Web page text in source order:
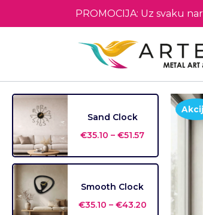
PROMOCIJA: Uz svaku
Sand Clock
€35.10 – €51.57
Smooth Clock
€35.10 – €43.20